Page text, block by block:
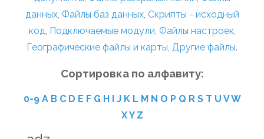
данных, Файлы баз данных, Скрипты - исходный
код, Подключаемые модули, Файлы настроек,
Географические файлы и карты, Другие файлы.
Сортировка по алфавиту:
0-9 A B C D E F G H I J K L M N O P Q R S T U VW
XY Z